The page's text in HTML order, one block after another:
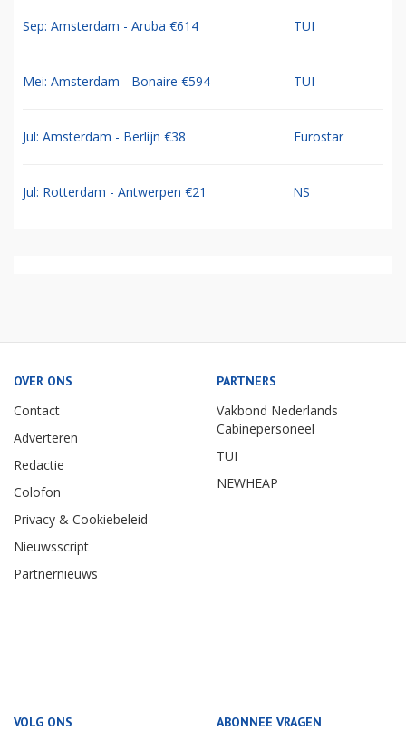
Sep: Amsterdam - Aruba €614 TUI
Mei: Amsterdam - Bonaire €594 TUI
Jul: Amsterdam - Berlijn €38 Eurostar
Jul: Rotterdam - Antwerpen €21 NS
OVER ONS
Contact
Adverteren
Redactie
Colofon
Privacy & Cookiebeleid
Nieuwsscript
Partnernieuws
PARTNERS
Vakbond Nederlands
Cabinepersoneel
TUI
NEWHEAP
VOLG ONS ABONNEE VRAGEN